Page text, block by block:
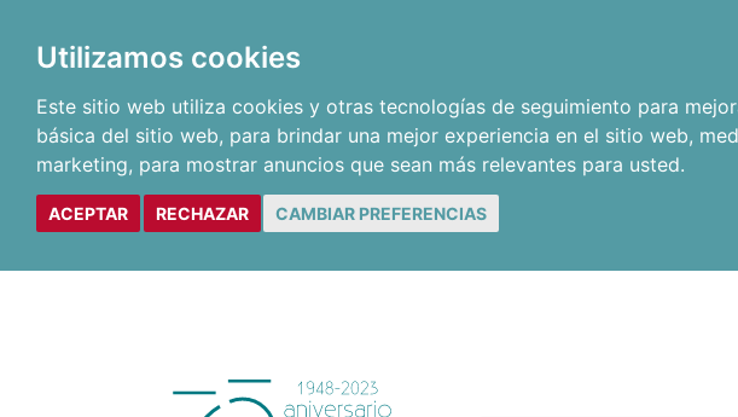
Utilizamos cookies
Este sitio web utiliza cookies y otras tecnologías de seguimiento para
básica del sitio web, para brindar una mejor experiencia en el sitio web,
marketing, para mostrar anuncios que sean más relevantes para usted.
ACEPTAR RECHAZAR CAMBIAR PREFERENCIAS